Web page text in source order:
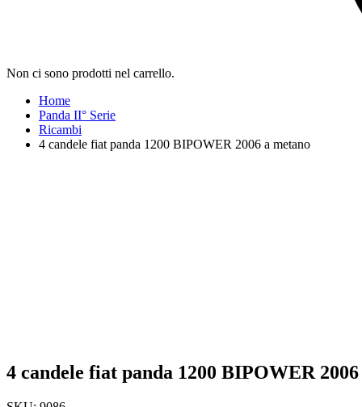
Non ci sono prodotti nel carrello.
Home
Panda II° Serie
Ricambi
4 candele fiat panda 1200 BIPOWER 2006 a metano
4 candele fiat panda 1200 BIPOWER